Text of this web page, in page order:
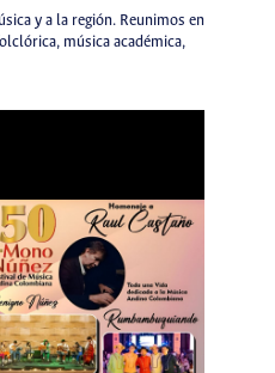
y a la región. Reunimos en
música académica,